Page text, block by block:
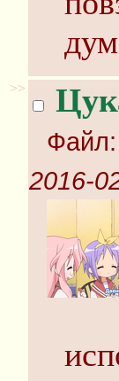
>>
Файл:
2016-